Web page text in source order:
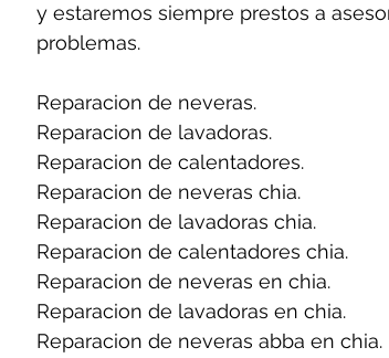
y estaremos siempre prestos a
problemas.
Reparacion de neveras.
Reparacion de lavadoras.
Reparacion de calentadores.
Reparacion de neveras chia.
Reparacion de lavadoras chia.
Reparacion de calentadores chia.
Reparacion de neveras en chia.
Reparacion de lavadoras en chia.
Reparacion de neveras abba en chia.